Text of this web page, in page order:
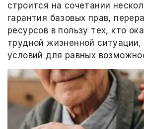
строится на сочетании
гарантия базовых прав,
ресурсов в пользу тех, кто
трудной жизненной ситуации,
условий для равных